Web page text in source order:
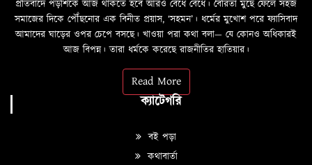
প্রতিবাদে পড়শিকে আজ থাকতে হবে আরও বেঁধে বেঁধে। বৈরিতা মুছে ফেলে সহজ
সমাজের দিকে পৌঁছনোর এক বিনীত প্রয়াস, ‘সহমন’। ধর্মের মুখোশ পরে ফ্যাসিবাদ
আমাদের ঘাড়ের ওপর চেপে বসছে। খাওয়া পরা কথা বলা—­­ যে কোনও অধিকারই
আজ বিপন্ন। তারা ধর্মকে করেছে রাজনীতির হাতিয়ার।
Read More
ক্যাটেগরি
বই পড়া
কথাবার্তা